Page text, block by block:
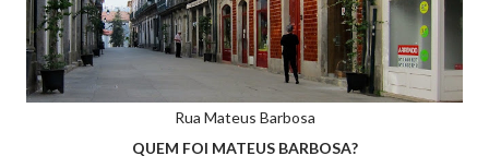
Rua Mateus Barbosa
QUEM FOI MATEUS BARBOSA?